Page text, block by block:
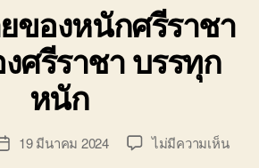
บริการ
รถยก
รถ
รับจ้าง
ใน
เขต
บ่อ
วิน
ของหนักศรีราชา
ศรีราชา บรรทุก
หนัก
Post19 มีนาคม 2024 ไม่มีความเห็นบน